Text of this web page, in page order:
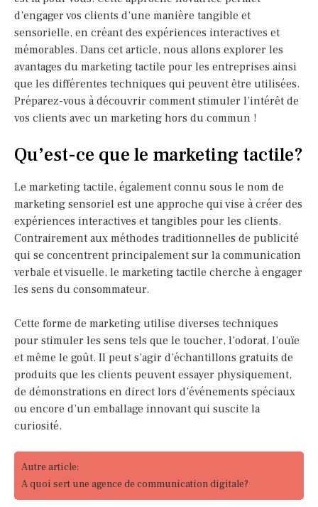
d’engager vos clients d’une manière tangible et
sensorielle, en créant des expériences interactives et
mémorables. Dans cet article, nous allons explorer les
avantages du marketing tactile pour les entreprises ainsi
que les différentes techniques qui peuvent être utilisées.
Préparez-vous à découvrir comment stimuler l’intérêt de
vos clients avec un marketing hors du commun !
Qu’est-ce que le marketing tactile?
Le marketing tactile, également connu sous le nom de
marketing sensoriel est une approche qui vise à créer des
expériences interactives et tangibles pour les clients.
Contrairement aux méthodes traditionnelles de publicité
qui se concentrent principalement sur la communication
verbale et visuelle, le marketing tactile cherche à engager
les sens du consommateur.
Cette forme de marketing utilise diverses techniques
pour stimuler les sens tels que le toucher, l’odorat, l’ouïe
et même le goût. Il peut s’agir d’échantillons gratuits de
produits que les clients peuvent essayer physiquement,
de démonstrations en direct lors d’événements spéciaux
ou encore d’un emballage innovant qui suscite la
curiosité.
Autre article:
A quoi sert une agence de communication digitale?